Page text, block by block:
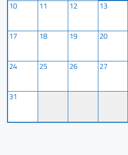
10 11 12 13
17 18 19 20
24 25 26 27
31